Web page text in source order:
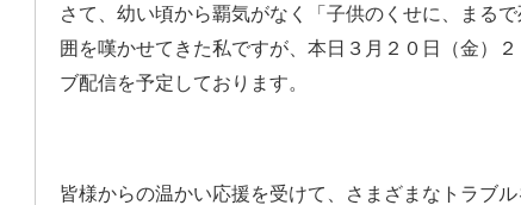
さて、幼い頃から覇気がなく「子供のくせに、まる
囲を嘆かせてきた私ですが、本日３月２０日（金）
ブ配信を予定しております。
皆様からの温かい応援を受けて、さまざまなトラブ